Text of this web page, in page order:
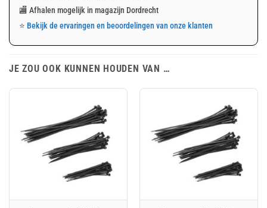
🏬 Afhalen mogelijk in magazijn Dordrecht
⭐ Bekijk de ervaringen en beoordelingen van onze klanten
JE ZOU OOK KUNNEN HOUDEN VAN …